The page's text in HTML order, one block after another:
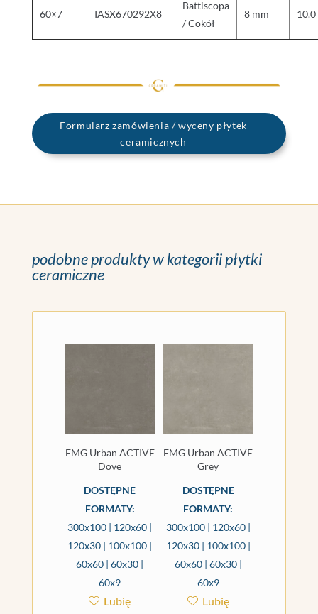
60×7 IASX670292X8
Battiscopa
/ Cokół
8 mm 10.0
Formularz zamówienia / wyceny płytek
ceramicznych
podobne produkty w kategorii płytki
ceramiczne
FMG Urban ACTIVE
Dove
DOSTĘPNE
FORMATY:
300x100 | 120x60 |
120x30 | 100x100 |
60x60 | 60x30 |
60x9
Lubię
FMG Urban ACTIVE
Grey
DOSTĘPNE
FORMATY:
300x100 | 120x60 |
120x30 | 100x100 |
60x60 | 60x30 |
60x9
Lubię